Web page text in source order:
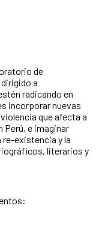
de
a
radicando en
incorporar nuevas
que afecta a
Perú, e imaginar
existencia y la
literarios y